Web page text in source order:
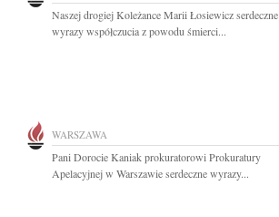
Naszej drogiej Koleżance Marii Łosiewicz serdeczne
wyrazy współczucia z powodu śmierci...
WARSZAWA
Pani Dorocie Kaniak prokuratorowi Prokuratury
Apelacyjnej w Warszawie serdeczne wyrazy...